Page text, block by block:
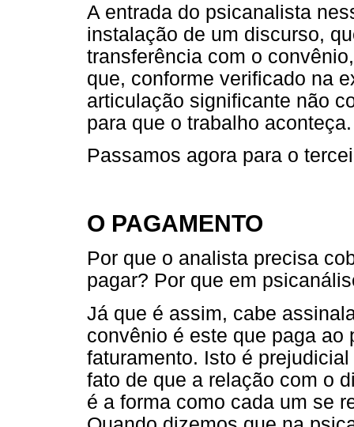
A entrada do psicanalista
instalação de um discurso,
transferência com o
que, conforme verificado na
articulação significante não
para que o trabalho aconteça.
Passamos agora para o
O PAGAMENTO
Por que o analista precisa
pagar? Por que em
Já que é assim, cabe
convênio é este que paga ao
faturamento. Isto é
fato de que a relação com o
é a forma como cada um se